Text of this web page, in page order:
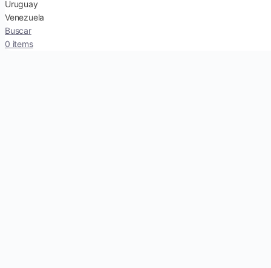
Uruguay
Venezuela
Buscar
0 items